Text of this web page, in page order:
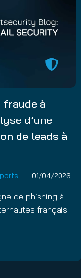
à
d’une
de leads à
01/04/2026
de phishing à
français